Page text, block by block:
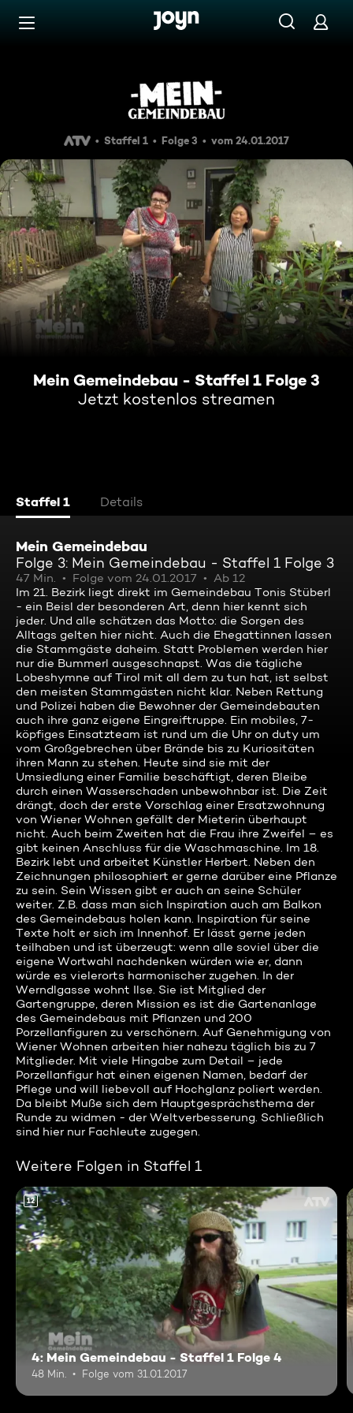
Zum Inhalt springen
Mein Gemeindebau - Staffel
Staffel 1 Folge 3 vom 24.01.2017
Mein Gemeindebau - Staffel 1 Folge 3
Jetzt kostenlos streamen
Staffel 1 Details
Mein Gemeindebau
Folge 3: Mein Gemeindebau - Staffel 1 Folge 3
47 Min. Folge vom 24.01.2017
Ab 12
Im 21. Bezirk liegt direkt im Gemeindebau Tonis Stüberl
- ein Beisl der besonderen Art, denn hier kennt sich
jeder. Und alle schätzen das Motto: die Sorgen des
Alltags gelten hier nicht. Auch die Ehegattinnen lassen
die Stammgäste daheim. Statt Problemen werden hier
nur die Bummerl ausgeschnapst. Was die tägliche
Lobeshymne auf Tirol mit all dem zu tun hat, ist selbst
den meisten Stammgästen nicht klar. Neben Rettung
und Polizei haben die Bewohner der Gemeindebauten
auch ihre ganz eigene Eingreiftruppe. Ein mobiles, 7-
köpfiges Einsatzteam ist rund um die Uhr on duty um
vom Großgebrechen über Brände bis zu Kuriositäten
ihren Mann zu stehen. Heute sind sie mit der
Umsiedlung einer Familie beschäftigt, deren Bleibe
durch einen Wasserschaden unbewohnbar ist. Die Zeit
drängt, doch der erste Vorschlag einer Ersatzwohnung
von Wiener Wohnen gefällt der Mieterin überhaupt
nicht. Auch beim Zweiten hat die Frau ihre Zweifel – es
gibt keinen Anschluss für die Waschmaschine. Im 18.
Bezirk lebt und arbeitet Künstler Herbert. Neben den
Zeichnungen philosophiert er gerne darüber eine Pflanze
zu sein. Sein Wissen gibt er auch an seine Schüler
weiter. Z.B. dass man sich Inspiration auch am Balkon
des Gemeindebaus holen kann. Inspiration für seine
Texte holt er sich im Innenhof. Er lässt gerne jeden
teilhaben und ist überzeugt: wenn alle soviel über die
eigene Wortwahl nachdenken würden wie er, dann
würde es vielerorts harmonischer zugehen. In der
Werndlgasse wohnt Ilse. Sie ist Mitglied der
Gartengruppe, deren Mission es ist die Gartenanlage
des Gemeindebaus mit Pflanzen und 200
Porzellanfiguren zu verschönern. Auf Genehmigung von
Wiener Wohnen arbeiten hier nahezu täglich bis zu 7
Mitglieder. Mit viele Hingabe zum Detail – jede
Porzellanfigur hat einen eigenen Namen, bedarf der
Pflege und will liebevoll auf Hochglanz poliert werden.
Da bleibt Muße sich dem Hauptgesprächsthema der
Runde zu widmen - der Weltverbesserung. Schließlich
sind hier nur Fachleute zugegen.
Weitere Folgen in Staffel 1
12
4: Mein Gemeindebau - Staffel 1 Folge 4
48 Min. Folge vom 31.01.2017